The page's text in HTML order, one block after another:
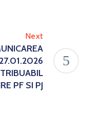
Next
PF SI PJ